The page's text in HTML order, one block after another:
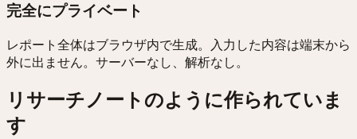
完全にプライベート
レポート全体はブラウザ内で生成。入力した内容は端末から
外に出ません。サーバーなし、解析なし。
リサーチノートのように作られていま
す